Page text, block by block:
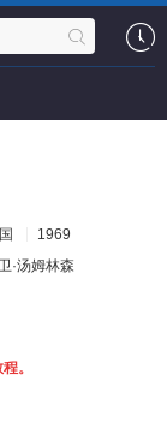
1969
·汤姆林森
。